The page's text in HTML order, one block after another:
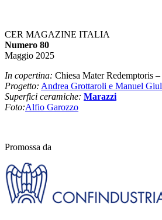
CER MAGAZINE ITALIA
Numero 80
Maggio 2025
In copertina: Chiesa Mater Redemptoris
Progetto: Andrea Grottaroli e Manuel
Superfici ceramiche: Marazzi
Foto:Alfio Garozzo
Promossa da